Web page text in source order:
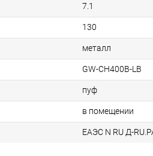
7.1
130
металл
GW-CH400B-LB
пуф
в помещении
ЕАЭС N RU Д-